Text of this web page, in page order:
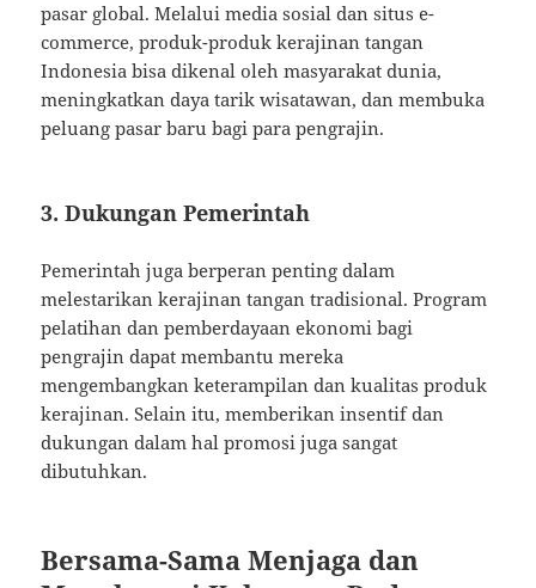
pasar global. Melalui media sosial dan situs e-
commerce, produk-produk kerajinan tangan
Indonesia bisa dikenal oleh masyarakat dunia,
meningkatkan daya tarik wisatawan, dan membuka
peluang pasar baru bagi para pengrajin.
3.Dukungan Pemerintah
Pemerintah juga berperan penting dalam
melestarikan kerajinan tangan tradisional. Program
pelatihan dan pemberdayaan ekonomi bagi
pengrajin dapat membantu mereka
mengembangkan keterampilan dan kualitas produk
kerajinan. Selain itu, memberikan insentif dan
dukungan dalam hal promosi juga sangat
dibutuhkan.
Bersama-Sama Menjaga dan